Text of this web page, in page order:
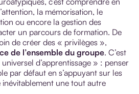
la mémorisation, le
ou encore la gestion des
un parcours de formation. De
de créer des « privilèges »,
de l’ensemble du groupe. C’est
d’apprentissage » : penser
par défaut en s’appuyant sur les
une tout autre